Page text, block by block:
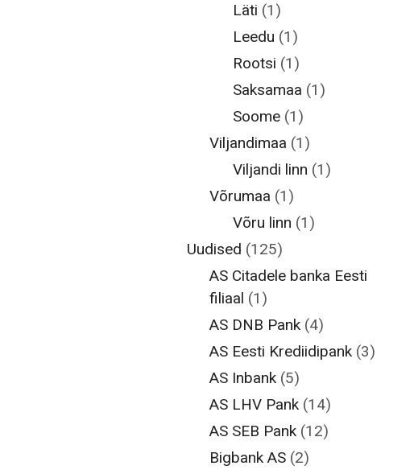
Läti (1)
Leedu (1)
Rootsi (1)
Saksamaa (1)
Soome(1)
Viljandimaa (1)
Viljandi linn (1)
Võrumaa (1)
Võru linn (1)
Uudised (125)
AS Citadele banka Eesti
filiaal (1)
AS DNB Pank (4)
AS Eesti Krediidipank (3)
AS Inbank (5)
AS LHV Pank (14)
AS SEB Pank (12)
Bigbank AS (2)